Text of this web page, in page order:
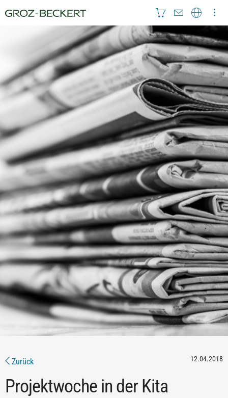
Zurück 12.04.2018
Projektwoche in der Kita